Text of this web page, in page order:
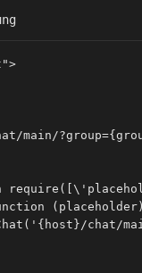
main/
chat/